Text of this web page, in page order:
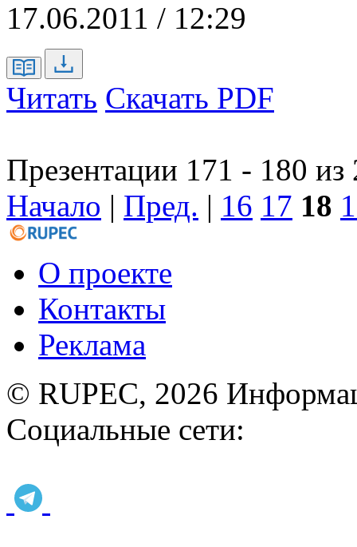
17.06.2011 / 12:29
Читать Скачать PDF
Презентации 171 - 180 из
Начало | Пред. | 16 17 18
О проекте
Контакты
Реклама
© RUPEC, 2026
Социальные сети: